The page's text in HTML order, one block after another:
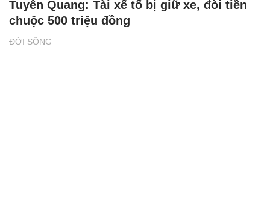
ĐỜI SỐNG
Tuyên Quang: Tài xế tố bị giữ xe, đòi tiền
chuộc 500 triệu đồng